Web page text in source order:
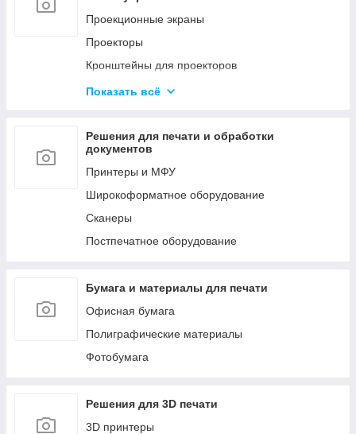
Мобильные стойки
Кронштейны для видео стен и
Конференц-системы
Проекционные экраны
Проекторы
Кронштейны для проекторов
Офисные доски
Показать всё
Решения для печати и обработки
документов
Принтеры и МФУ
Широкоформатное оборудование
Сканеры
Постпечатное оборудование
Бумага и материалы для печати
Офисная бумага
Полиграфические материалы
Фотобумага
Решения для 3D печати
3D принтеры